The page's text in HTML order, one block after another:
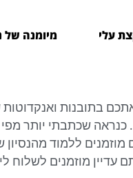
עלי מיומנה של
בתובנות ואנקדוטות
מוזמנים ללמוד
עדיין מוזמנים